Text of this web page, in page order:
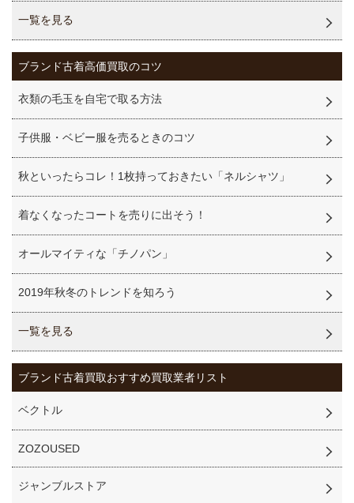
一覧を見る
ブランド古着高価買取のコツ
衣類の毛玉を自宅で取る方法
子供服・ベビー服を売るときのコツ
秋といったらコレ！1枚持っておきたい「ネルシャツ」
着なくなったコートを売りに出そう！
オールマイティな「チノパン」
2019年秋冬のトレンドを知ろう
一覧を見る
ブランド古着買取おすすめ買取業者リスト
ベクトル
ZOZOUSED
ジャンブルストア